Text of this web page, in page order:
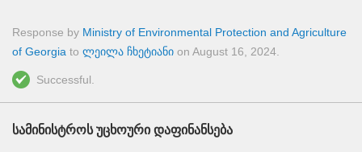
Response by Ministry of Environmental Protection and Agriculture
of Georgia to ლეილა ჩხეტიანი on August 16, 2024
Successful.
სამინისტროს უცხოური დაფინანსება